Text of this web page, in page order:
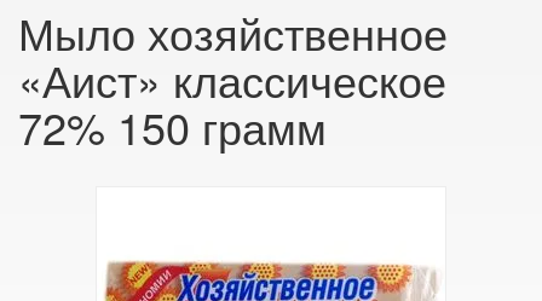
Мыло хозяйственное
«Аист» классическое
72% 150 грамм